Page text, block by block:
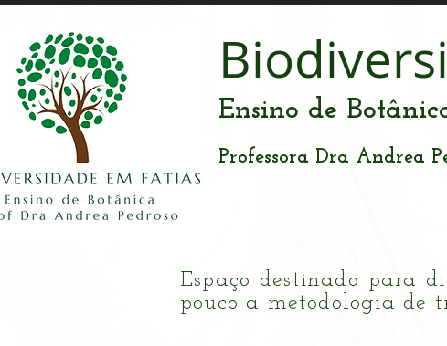
Ensino de
Professora Dra Andrea
Espaço destinado para
pouco a metodologia de